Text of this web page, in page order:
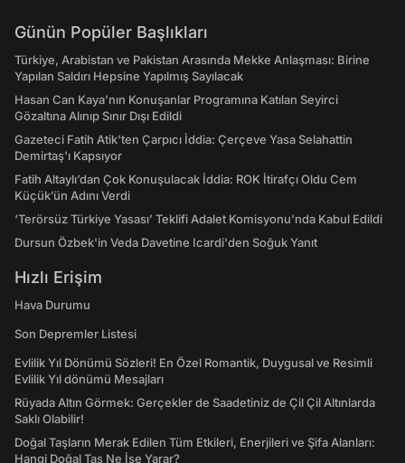
Günün Popüler Başlıkları
Türkiye, Arabistan ve Pakistan Arasında Mekke Anlaşması: Birine
Yapılan Saldırı Hepsine Yapılmış Sayılacak
Hasan Can Kaya’nın Konuşanlar Programına Katılan Seyirci
Gözaltına Alınıp Sınır Dışı Edildi
Gazeteci Fatih Atik'ten Çarpıcı İddia: Çerçeve Yasa Selahattin
Demirtaş'ı Kapsıyor
Fatih Altaylı’dan Çok Konuşulacak İddia: ROK İtirafçı Oldu Cem
Küçük’ün Adını Verdi
‘Terörsüz Türkiye Yasası’ Teklifi Adalet Komisyonu'nda Kabul Edildi
Dursun Özbek'in Veda Davetine Icardi'den Soğuk Yanıt
Hızlı Erişim
Hava Durumu
Son Depremler Listesi
Evlilik Yıl Dönümü Sözleri! En Özel Romantik, Duygusal ve Resimli
Evlilik Yıl dönümü Mesajları
Rüyada Altın Görmek: Gerçekler de Saadetiniz de Çil Çil Altınlarda
Saklı Olabilir!
Doğal Taşların Merak Edilen Tüm Etkileri, Enerjileri ve Şifa Alanları:
Hangi Doğal Taş Ne İşe Yarar?